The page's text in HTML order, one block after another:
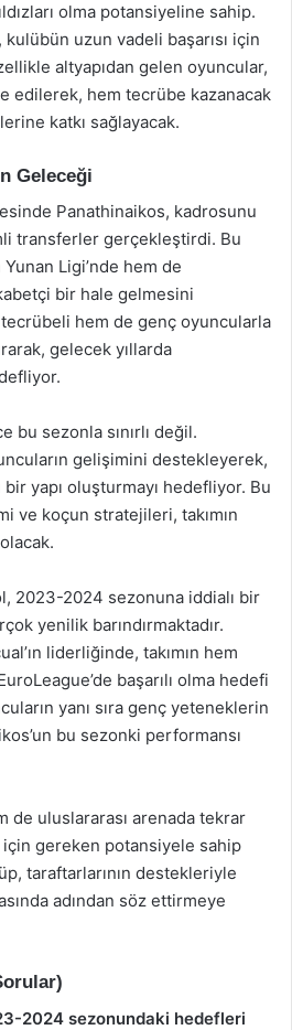
olma potansiyeline sahip.
uzun vadeli başarısı için
altyapıdan gelen oyuncular,
edilerek, hem tecrübe kazanacak
katkı sağlayacak.
Geleceği
Panathinaikos, kadrosunu
transferler gerçekleştirdi. Bu
Ligi’nde hem de
bir hale gelmesini
hem de genç oyuncularla
gelecek yıllarda
bu sezonla sınırlı değil.
gelişimini destekleyerek,
bir yapı oluşturmayı hedefliyor. Bu
ve koçun stratejileri, takımın
2023-2024 sezonuna iddialı bir
yenilik barındırmaktadır.
liderliğinde, takımın hem
başarılı olma hedefi
yanı sıra genç yeteneklerin
bu sezonki performansı
de uluslararası arenada tekrar
gereken potansiyele sahip
taraftarlarının destekleriyle
adından söz ettirmeye
2024 sezonundaki hedefleri